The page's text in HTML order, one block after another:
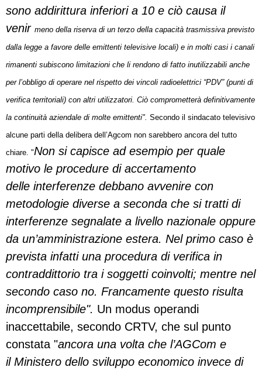
sono addirittura inferiori a 10 e ciò causa il
venir meno della riserva di un terzo della capacità trasmissiva previsto
dalla legge a favore delle emittenti televisive locali) e in molti casi i canali
rimanenti subiscono limitazioni che li rendono di fatto inutilizzabili anche
per l’obbligo di operare nel rispetto dei vincoli radioelettrici “PDV” (punti di
verifica territoriali) con altri utilizzatori. Ciò comprometterà definitivamente
la continuità aziendale di molte emittenti". Secondo il sindacato televisivo
alcune parti della delibera dell’Agcom non sarebbero ancora del tutto
chiare. "Non si capisce ad esempio per quale
motivo le procedure di accertamento
delle interferenze debbano avvenire con
metodologie diverse a seconda che si tratti di
interferenze segnalate a livello nazionale oppure
da un’amministrazione estera. Nel primo caso è
prevista infatti una procedura di verifica in
contraddittorio tra i soggetti coinvolti; mentre nel
secondo caso no. Francamente questo risulta
incomprensibile". Un modus operandi
inaccettabile, secondo CRTV, che sul punto
constata "ancora una volta che l’AGCom e
il Ministero dello sviluppo economico invece di